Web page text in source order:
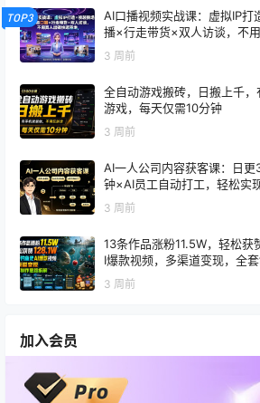
TOP3
AI口播视频实战课：虚拟IP
播×行走带货×双人访谈，不
3 周前
全自动游戏搬砖，日搬上千
游戏，每天仅需10分钟
3 周前
AI一人公司内容获客课：日
钟×AI员工自动打工，轻松实
3 周前
13条作品涨粉11.5W，轻松获
I爆款视频，多渠道变现，全
3 周前
加入会员